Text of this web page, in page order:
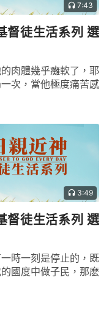
7:43
督徒生活系列 選
肉體幾乎癱軟了，耶
次，當他極度痛苦感
3:49
督徒生活系列 選
時一刻是停止的，既
國度中做子民，那麽